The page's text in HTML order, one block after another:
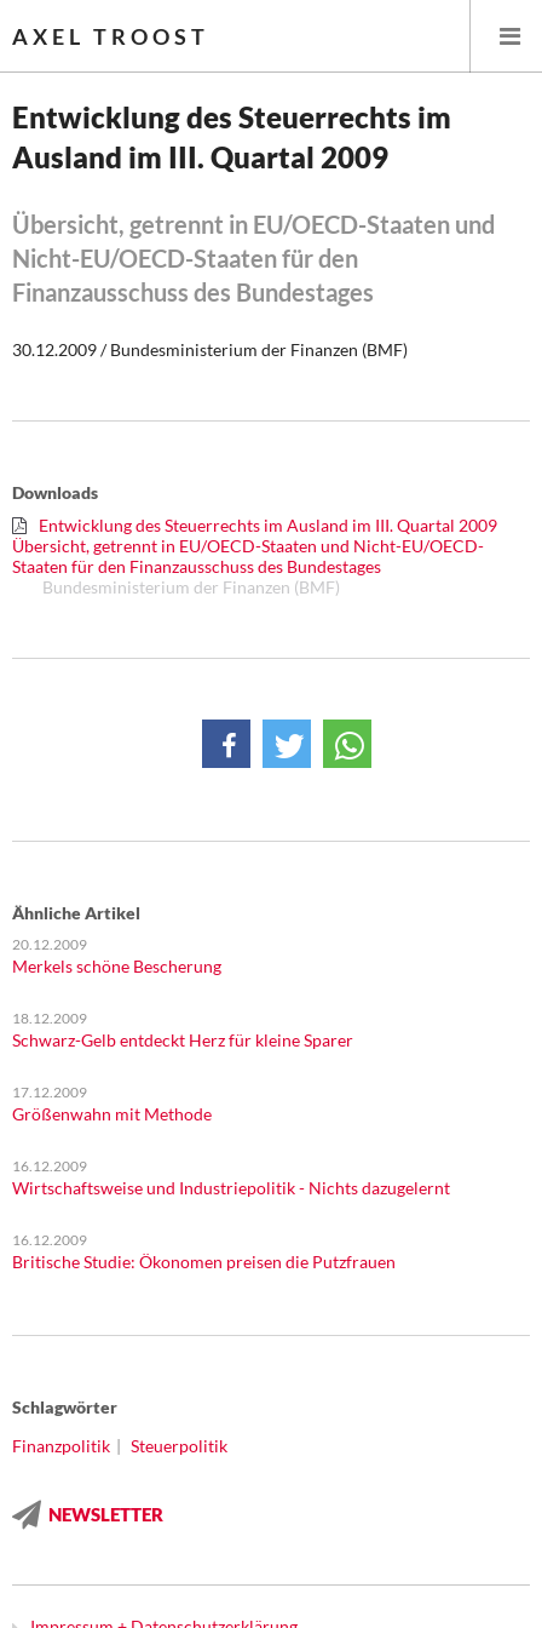
AXEL TROOST
Startseite
Themen
Leitlinien linker Wirtschafts- und Finanzpolitik
Eurokrise und Griechenland
DIE LINKE
Institut Solidarische Moderne
Über mich
Kontakt
Entwicklung des Steuerrechts im
Ausland im III. Quartal 2009
Übersicht, getrennt in EU/OECD-Staaten und
Nicht-EU/OECD-Staaten für den
Finanzausschuss des Bundestages
30.12.2009 / Bundesministerium der Finanzen (BMF)
Downloads
Entwicklung des Steuerrechts im Ausland im III. Quartal 2009
Übersicht, getrennt in EU/OECD-Staaten und Nicht-EU/OECD-
Staaten für den Finanzausschuss des Bundestages
Bundesministerium der Finanzen (BMF)
Ähnliche Artikel
20.12.2009
Merkels schöne Bescherung
18.12.2009
Schwarz-Gelb entdeckt Herz für kleine Sparer
17.12.2009
Größenwahn mit Methode
16.12.2009
Wirtschaftsweise und Industriepolitik - Nichts dazugelernt
16.12.2009
Britische Studie: Ökonomen preisen die Putzfrauen
Schlagwörter
Finanzpolitik
Steuerpolitik
NEWSLETTER